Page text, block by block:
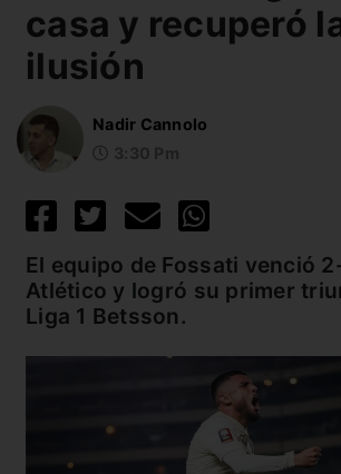
casa y recuperó
ilusión
Nadir Cannolo
El equipo de Fossati venció
Atlético y logró su primer
Liga 1 Betsson.